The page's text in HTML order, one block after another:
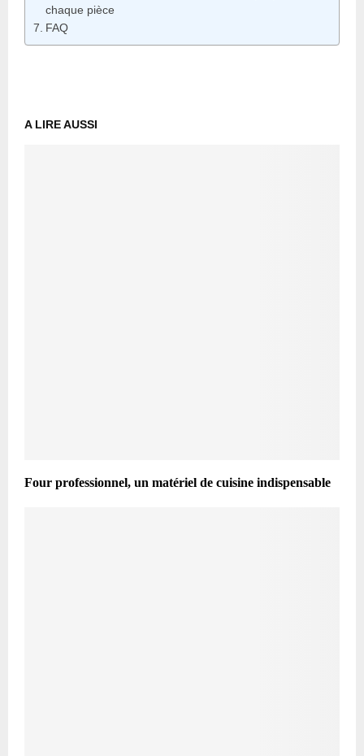
chaque pièce
FAQ
A LIRE AUSSI
Four professionnel, un matériel de cuisine indispensable